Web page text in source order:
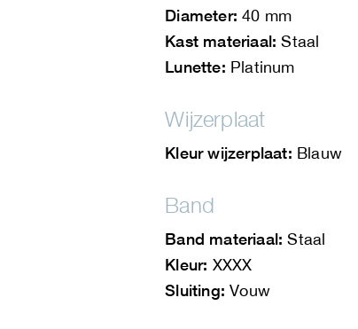
Diameter: 40 mm
Kast materiaal: Staal
Lunette: Platinum
Wijzerplaat
Kleur wijzerplaat: Blauw
Band
Band materiaal: Staal
Kleur: XXXX
Sluiting: Vouw